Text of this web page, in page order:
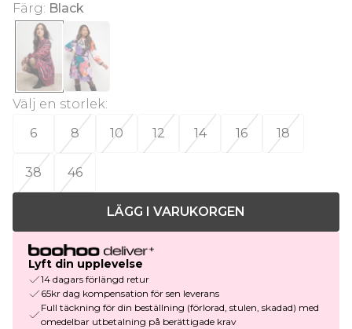
Färg: Black
Välj en storlek:
6
8 10 12 14 16 18
38 46
LÄGG I VARUKORGEN
Lyft din upplevelse
14 dagars förlängd retur
65kr dag kompensation för sen leverans
Full täckning för din beställning (förlorad, stulen, skadad) med
omedelbar utbetalning på berättigade krav